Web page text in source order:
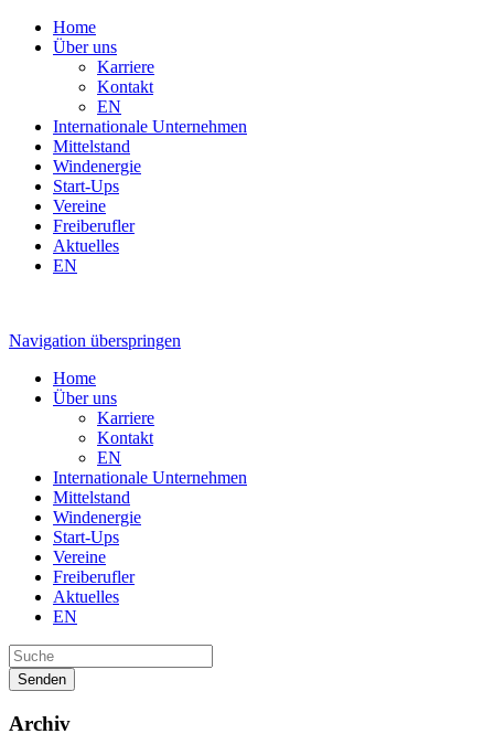
Home
Über uns
Karriere
Kontakt
EN
Internationale Unternehmen
Mittelstand
Windenergie
Start-Ups
Vereine
Freiberufler
Aktuelles
EN
Navigation überspringen
Home
Über uns
Karriere
Kontakt
EN
Internationale Unternehmen
Mittelstand
Windenergie
Start-Ups
Vereine
Freiberufler
Aktuelles
EN
Senden
Archiv